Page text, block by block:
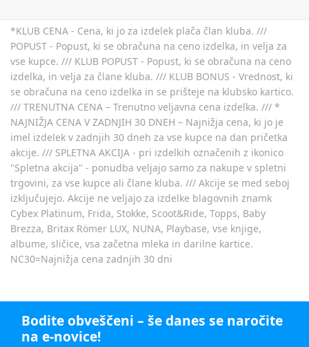
*KLUB CENA - Cena, ki jo za izdelek plača član kluba. ///
POPUST - Popust, ki se obračuna na ceno izdelka, in velja za
vse kupce. /// KLUB POPUST - Popust, ki se obračuna na ceno
izdelka, in velja za člane kluba. /// KLUB BONUS - Vrednost, ki
se obračuna na ceno izdelka in se prišteje na klubsko kartico.
/// TRENUTNA CENA – Trenutno veljavna cena izdelka. /// *
NAJNIŽJA CENA V ZADNJIH 30 DNEH – Najnižja cena, ki jo je
imel izdelek v zadnjih 30 dneh za vse kupce na dan pričetka
akcije. /// SPLETNA AKCIJA - pri izdelkih označenih z ikonico
"Spletna akcija" - ponudba veljajo samo za nakupe v spletni
trgovini, za vse kupce ali člane kluba. /// Akcije se med seboj
izključujejo. Akcije ne veljajo za izdelke blagovnih znamk
Cybex Platinum, Frida, Stokke, Scoot&Ride, Topps, Baby
Brezza, Britax Römer LUX, NUNA, Playbase, vse knjige,
albume, sličice, vsa začetna mleka in darilne kartice.
NC30=Najnižja cena zadnjih 30 dni
Bodite obveščeni – še danes se naročite
na e-novice!